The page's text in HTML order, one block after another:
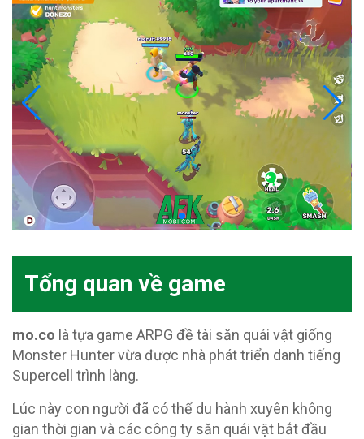
Tổng quan về game
mo.co là tựa game ARPG đề tài săn quái vật giống
Monster Hunter vừa được nhà phát triển danh tiếng
Supercell trình làng.
Lúc này con người đã có thể du hành xuyên không
gian thời gian và các công ty săn quái vật bắt đầu